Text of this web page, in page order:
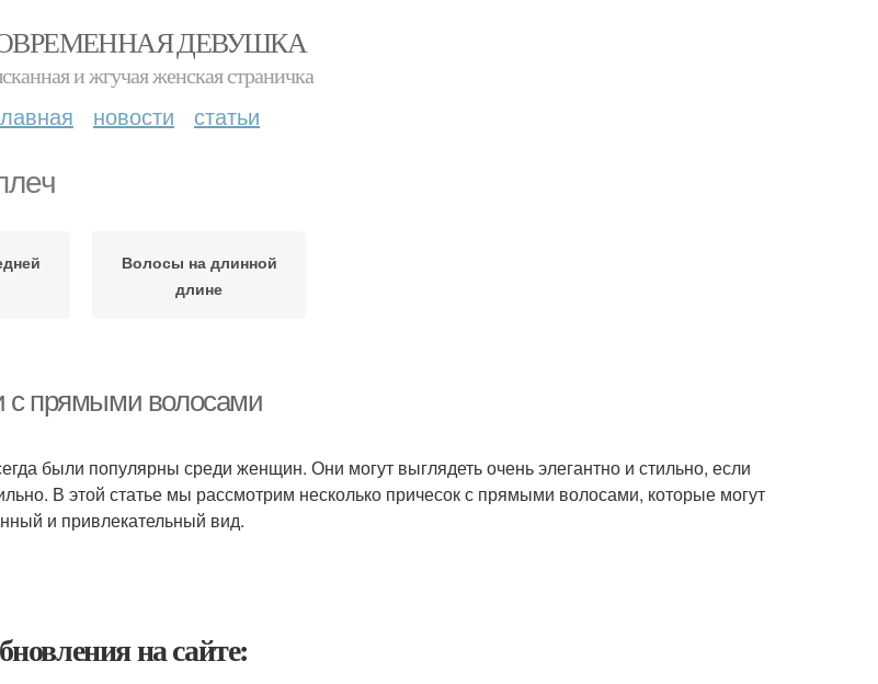
ДЕВУШКА
и жгучая женская страничка
новости статьи
Волосы на длинной
длине
с прямыми волосами
были популярны среди женщин. Они могут выглядеть очень элегантно и стильно, если
В этой статье мы рассмотрим несколько причесок с прямыми волосами, которые могут
и привлекательный вид.
на сайте: